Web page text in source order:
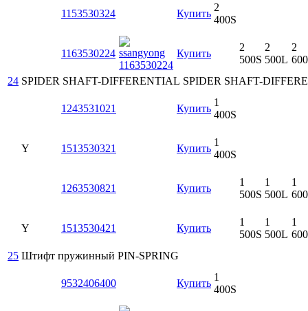
1153530324 Купить
2
400S
1163530224 Купить
2
500S
2
500L
2
24 SPIDER SHAFT-DIFFERENTIAL SPIDER SHAFT-
1243531021 Купить
1
400S
Y 1513530321 Купить
1
400S
1263530821 Купить
1
500S
1
500L
1
Y 1513530421 Купить
1
500S
1
500L
1
25 Штифт пружинный PIN-SPRING
9532406400 Купить
1
400S